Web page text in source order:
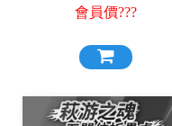
會員價???